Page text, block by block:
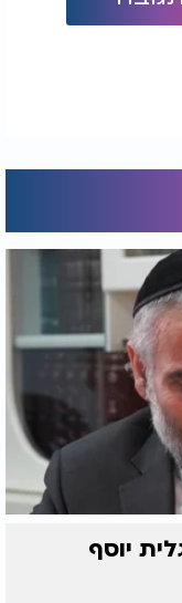
בכך ראיה
התורה וחכמת
יוסף